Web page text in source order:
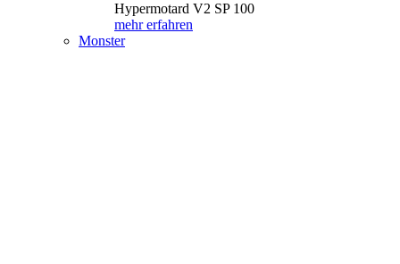
Hypermotard V2 SP 100
mehr erfahren
Monster